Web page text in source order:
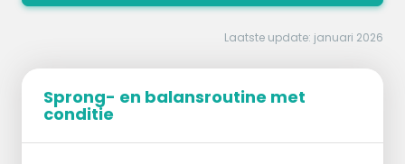
Laatste update: januari 2026
Sprong- en balansroutine met
conditie